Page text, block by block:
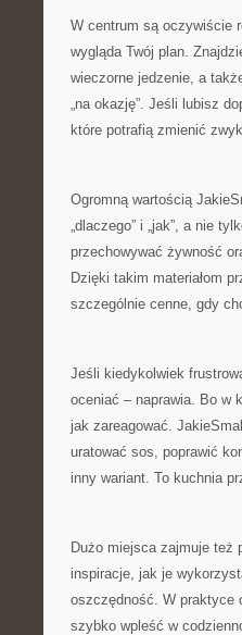
W centrum są oczywiście
wygląda Twój plan.
wieczorne jedzenie, a
„na okazję”. Jeśli lubisz
które potrafią zmienić
Ogromną wartością
„dlaczego” i „jak”, a nie
przechowywać żywność
Dzięki takim materiałom
szczególnie cenne, gdy
Jeśli kiedykolwiek
oceniać – naprawia. Bo w
jak zareagować.
uratować sos, poprawić
inny wariant. To kuchnia
Dużo miejsca zajmuje też
inspiracje, jak je
oszczędność. W praktyce
szybko wpleść w